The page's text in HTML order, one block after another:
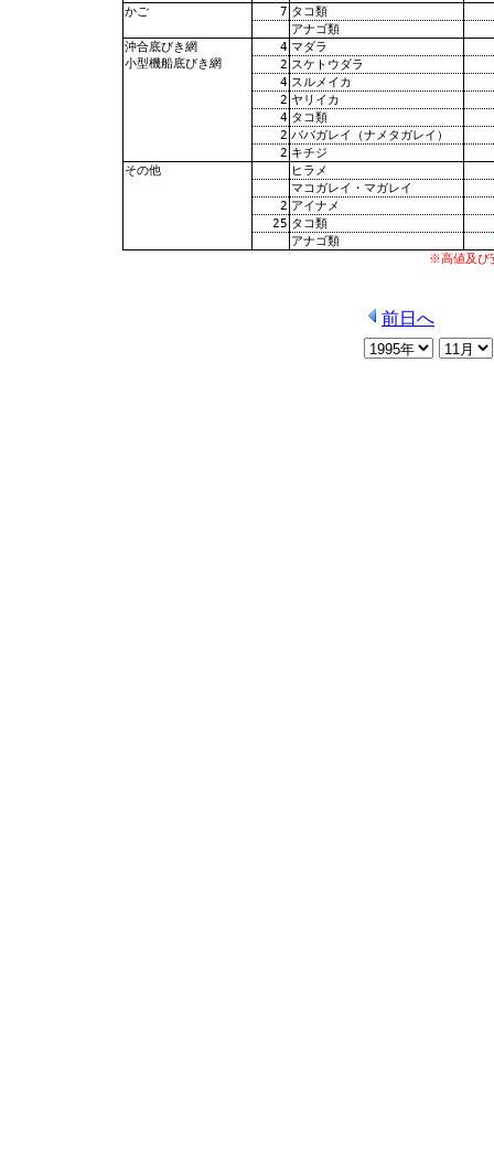
かご 7 タコ類
アナゴ類
沖合底びき網 4 マダラ
小型機船底びき網 2 スケトウダラ
4 スルメイカ
2 ヤリイカ
4 タコ類
2 ババガレイ（ナメタガレイ）
2 キチジ
その他
ヒラメ
マコガレイ・マガレイ
2 アイナメ
25 タコ類
アナゴ類
※高値及び
前日へ